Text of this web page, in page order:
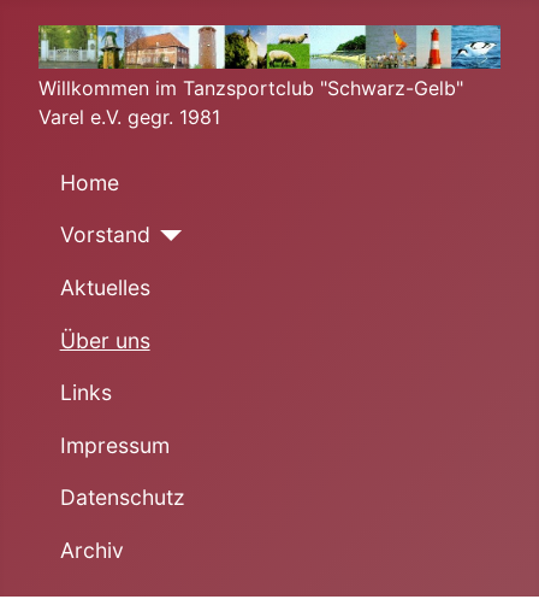
Willkommen im Tanzsportclub "Schwarz-Gelb"
Varel e.V. gegr. 1981
Home
Vorstand
Aktuelles
Über uns
Links
Impressum
Datenschutz
Archiv